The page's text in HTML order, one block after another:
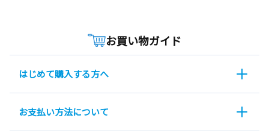
お買い物ガイド
はじめて購入する方へ
お支払い方法について